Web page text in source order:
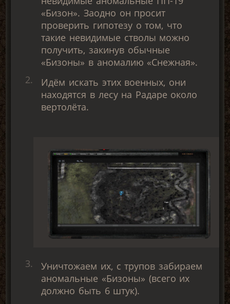
«Бизон». Заодно он просит
проверить гипотезу о том, что
такие невидимые стволы можно
получить, закинув обычные
«Бизоны» в аномалию «Снежная».
Идём искать этих военных, они
находятся в лесу на Радаре около
вертолёта.
Уничтожаем их, с трупов забираем
аномальные «Бизоны» (всего их
должно быть 6 штук).